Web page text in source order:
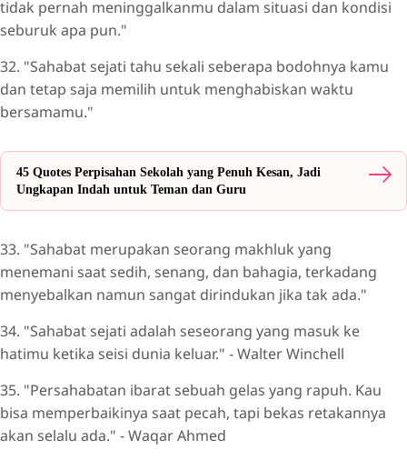
tidak pernah meninggalkanmu dalam situasi dan kondisi
seburuk apa pun."
32. "Sahabat sejati tahu sekali seberapa bodohnya kamu
dan tetap saja memilih untuk menghabiskan waktu
bersamamu."
45 Quotes Perpisahan Sekolah yang Penuh Kesan, Jadi
Ungkapan Indah untuk Teman dan Guru
33. "Sahabat merupakan seorang makhluk yang
menemani saat sedih, senang, dan bahagia, terkadang
menyebalkan namun sangat dirindukan jika tak ada."
34. "Sahabat sejati adalah seseorang yang masuk ke
hatimu ketika seisi dunia keluar." - Walter Winchell
35. "Persahabatan ibarat sebuah gelas yang rapuh. Kau
bisa memperbaikinya saat pecah, tapi bekas retakannya
akan selalu ada." - Waqar Ahmed